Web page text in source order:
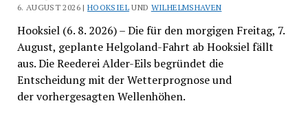
6. AUGUST 2026 |HOOKSIELUND WILHELMSHAVEN
Hooksiel (6. 8. 2026) – Die für den morgigen Freitag, 7.
August, geplante Helgoland-Fahrt ab Hooksiel fällt
aus. Die Reederei Alder-Eils begründet die
Entscheidung mit der Wetterprognose und
der vorhergesagten Wellenhöhen.